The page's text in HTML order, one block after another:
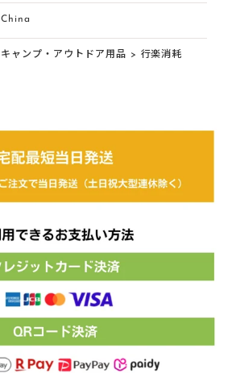
China
キャンプ・アウトドア用品 > 行楽消耗